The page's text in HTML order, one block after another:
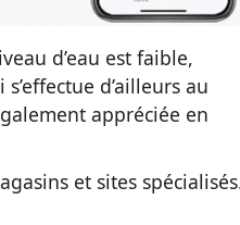
d’eau est faible,
d’ailleurs au
appréciée en
et sites